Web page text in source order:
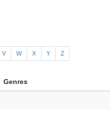
V W X Y Z
Genres